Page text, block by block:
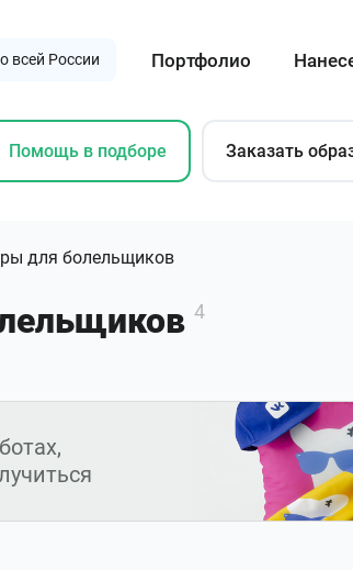
всей России Портфолио
Помощь в подборе Заказать
для болельщиков
4